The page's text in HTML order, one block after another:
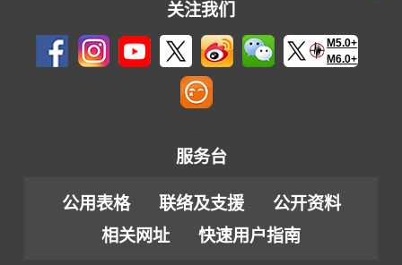
关注我们
M5.0+
M6.0+
服务台
公用表格 联络及支援
公开资料
相关网址
快速用户指南